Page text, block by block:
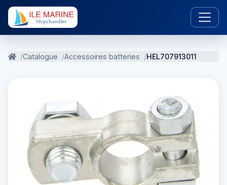
Catalogue Accessoires batteries HEL707913011